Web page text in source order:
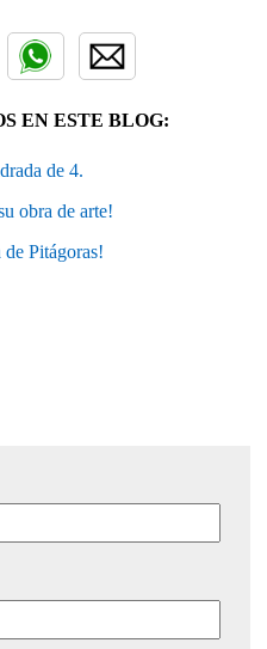
EN ESTE BLOG:
de 4.
obra de arte!
de Pitágoras!